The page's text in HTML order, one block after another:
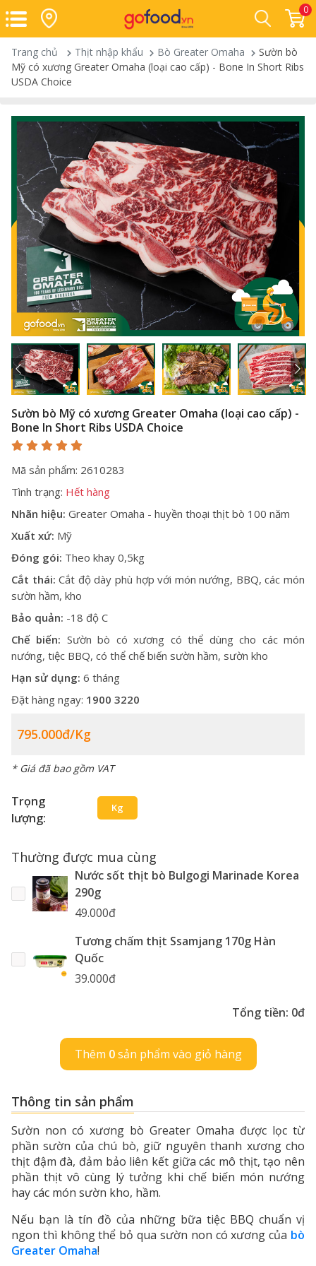
0
Trang chủ Thịt nhập khẩu Bò Greater Omaha
Sườn bò
Mỹ có xương Greater Omaha (loại cao cấp) - Bone In Short Ribs
USDA Choice
Sườn bò Mỹ có xương Greater Omaha (loại cao cấp) -
Bone In Short Ribs USDA Choice
Mã sản phẩm: 2610283
Tình trạng: Hết hàng
Nhãn hiệu: Greater Omaha - huyền thoại thịt bò 100 năm
Xuất xứ: Mỹ
Đóng gói: Theo khay 0,5kg
Cắt thái:Cắt độ dày phù hợp với món nướng, BBQ, các món
sườn hầm, kho
Bảo quản: -18 độ C
Chế biến: Sườn bò có xương có thể dùng cho các món
nướng, tiệc BBQ, có thể chế biến sườn hầm, sườn kho
Hạn sử dụng: 6 tháng
Đặt hàng ngay: 1900 3220
795.000đ/kg
* Giá đã bao gồm VAT
Trọng
lượng:
Kg
Thường được mua cùng
Nước sốt thịt bò Bulgogi Marinade Korea
290g
49.000đ
Tương chấm thịt Ssamjang 170g Hàn
Quốc
39.000đ
Tổng tiền: 0đ
Thêm 0sản phẩm vào giỏ hàng
Thông tin sản phẩm
Sườn non có xương bò Greater Omaha được lọc từ
phần sườn của chú bò, giữ nguyên thanh xương cho
thịt đậm đà, đảm bảo liên kết giữa các mô thịt, tạo nên
phần thịt vô cùng lý tưởng khi chế biến món nướng
hay các món sườn kho, hầm.
Nếu bạn là tín đồ của những bữa tiệc BBQ chuẩn vị
ngon thì không thể bỏ qua sườn non có xương của bò
Greater Omaha!